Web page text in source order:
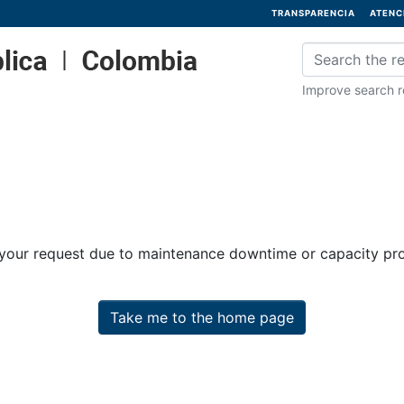
TRANSPARENCIA
Improve search
request due to maintenance downtime or capacity
Take me to the home page